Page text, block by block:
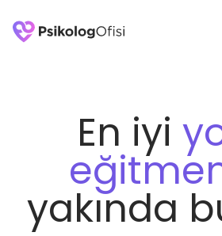
En iyi
yakında